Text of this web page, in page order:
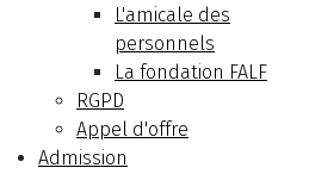
L'amicale des
personnels
La fondation FALF
RGPD
Appel d'offre
Admission